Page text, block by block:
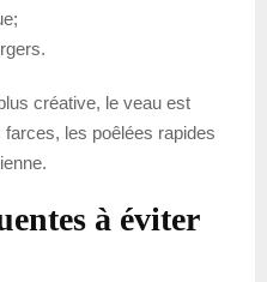
créative, le veau est
les poêlées rapides
à éviter